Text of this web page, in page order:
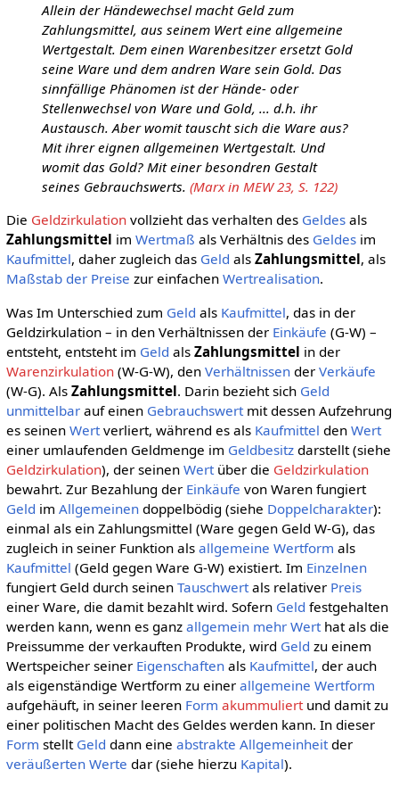
Allein der Händewechsel macht Geld zum
Zahlungsmittel, aus seinem Wert eine allgemeine
Wertgestalt. Dem einen Warenbesitzer ersetzt Gold
seine Ware und dem andren Ware sein Gold. Das
sinnfällige Phänomen ist der Hände- oder
Stellenwechsel von Ware und Gold, ... d.h. ihr
Austausch. Aber womit tauscht sich die Ware aus?
Mit ihrer eignen allgemeinen Wertgestalt. Und
womit das Gold? Mit einer besondren Gestalt
seines Gebrauchswerts. (Marx in MEW 23, S. 122)
Die Geldzirkulationvollzieht das verhalten des Geldesals
Zahlungsmittel im Wertmaß als Verhältnis des Geldesim
Kaufmittel, daher zugleich das Geld als Zahlungsmittel, als
Maßstab der Preise zur einfachen Wertrealisation.
Was Im Unterschied zum Geld als Kaufmittel, das in der
Geldzirkulation – in den Verhältnissen der Einkäufe (G-W) –
entsteht, entsteht im Geld als Zahlungsmittel in der
Warenzirkulation(W-G-W), den Verhältnissender Verkäufe
(W-G). Als Zahlungsmittel. Darin bezieht sich Geld
unmittelbarauf einen Gebrauchswertmit dessen Aufzehrung
es seinen Wertverliert, während es als Kaufmittel den Wert
einer umlaufenden Geldmenge im Geldbesitzdarstellt (siehe
Geldzirkulation), der seinen Wertüber die Geldzirkulation
bewahrt. Zur Bezahlung der Einkäufe von Waren fungiert
Geld im Allgemeinendoppelbödig (siehe Doppelcharakter):
einmal als ein Zahlungsmittel (Ware gegen Geld W-G), das
zugleich in seiner Funktion als allgemeine Wertform als
Kaufmittel (Geld gegen Ware G-W) existiert. Im Einzelnen
fungiert Geld durch seinen Tauschwertals relativer Preis
einer Ware, die damit bezahlt wird. Sofern Geld festgehalten
werden kann, wenn es ganz allgemein mehr Werthat als die
Preissumme der verkauften Produkte, wird Geld zu einem
Wertspeicher seiner Eigenschaftenals Kaufmittel, der auch
als eigenständige Wertform zu einer allgemeine Wertform
aufgehäuft, in seiner leeren Form akummuliertund damit zu
einer politischen Macht des Geldes werden kann. In dieser
Form stellt Geld dann eine abstrakte Allgemeinheitder
veräußerten Werte dar (siehe hierzu Kapital).